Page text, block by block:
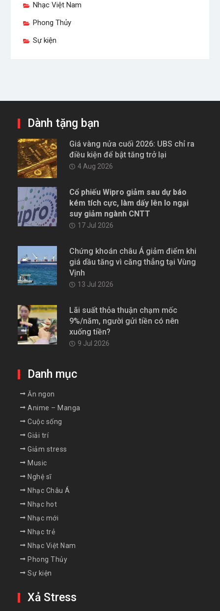
Nhạc Việt Nam
Phong Thủy
Sự kiện
Dành tặng bạn
Giá vàng nửa cuối 2026: UBS chỉ ra
điều kiện để bật tăng trở lại
4 Aug 2026
Cổ phiếu Wipro giảm sau dự báo
kém tích cực, làm dấy lên lo ngại
suy giảm ngành CNTT
17 Jul 2026
Chứng khoán châu Á giảm điểm khi
giá dầu tăng vì căng thẳng tại Vùng
Vịnh
13 Jul 2026
Lãi suất thỏa thuận chạm mốc
9%/năm, người gửi tiền có nên
xuống tiền?
9 Jul 2026
Danh mục
Ăn ngon
Anime – Manga
Cuộc sống
Giải trí
Giảm stress
Music
Nghệ sĩ
Nhạc Châu Á
Nhạc hot
Nhạc mới
Nhạc trẻ
Nhạc Việt Nam
Phong Thủy
Sự kiện
Xả Stress